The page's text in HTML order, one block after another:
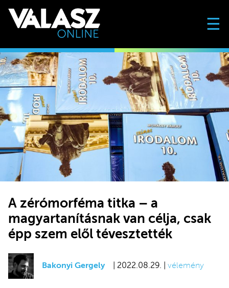
☰
A zérómorféma titka – a
magyartanításnak van célja, csak
épp szem elől tévesztették
Bakonyi Gergely | 2022.08.29. | vélemény